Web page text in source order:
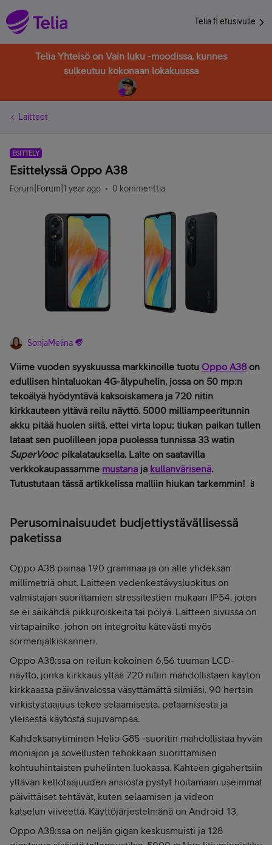
Telia.fi etusivulle
Telia Yhteisö on Vain luku -moodissa, kunnes
sulkeutuu kokonaan lokakuussa
Laitteet
ESITTELY
Esittelyssä Oppo A38
Forum|Forum|1 year ago 0 kommenttia
SonjaMelina
Viime vuoden syyskuussa markkinoille tuotu Oppo A38on
edullisen hintaluokan 4G-älypuhelin, jossa on 50 mp:n
tekoälyä hyödyntävä kaksoiskamera ja 720 nitin
kirkkauteen yltävä reilu näyttö. 5000 milliampeeritunnin
akku pitää huolen siitä, ettei virta lopu; tiukan paikan tullen
lataat sen puolilleen jopa puolessa tunnissa 33 watin
SuperVooc-pikalatauksella. Laite on saatavilla
verkkokaupassamme mustana ja kullanvärisenä.
Tutustutaan tässä artikkelissa malliin hiukan tarkemmin! 📱
Perusominaisuudet budjettiystävällisessä
paketissa
Oppo A38 painaa 190 grammaa ja on alle yhdeksän
millimetriä ohut. Laitteen vedenkestävysluokitus on
valmistajan suorittamien stressitestien mukaan IP54, joten
se ei säikähdä pikkuroiskeita tai pölyä. Laitteen sivussa on
virtapainike, johon on integroitu kätevästi myös
sormenjälkiskanneri.
Oppo A38:ssa on reilun kokoinen 6,56 tuuman LCD-
näyttö, jonka kirkkaus yltää 720 nitiin mahdollistaen käytön
kirkkaassa päivänvalossa väsyttämättä silmiäsi. 90 hertsin
virkistystaajuus tekee selaamisesta, pelaamisesta ja
yleisestä käytöstä sujuvampaa.
Kahdeksanytiminen Helio G85 -suoritin mahdollistaa hyvän
moniajon ja sovellusten tehokkaan suorittamisen
kohtuuhintaisten puhelinten luokassa. Kahteen gigahertsiin
yltävän kellotaajuuden ansiosta pystyt hoitamaan useimmat
päivittäiset tehtävät, kuten selaamisen ja videon
katselun viiveettä. Käyttöjärjestelmänä on Android 13.
Oppo A38:ssa on neljän gigan keskusmuisti ja 128